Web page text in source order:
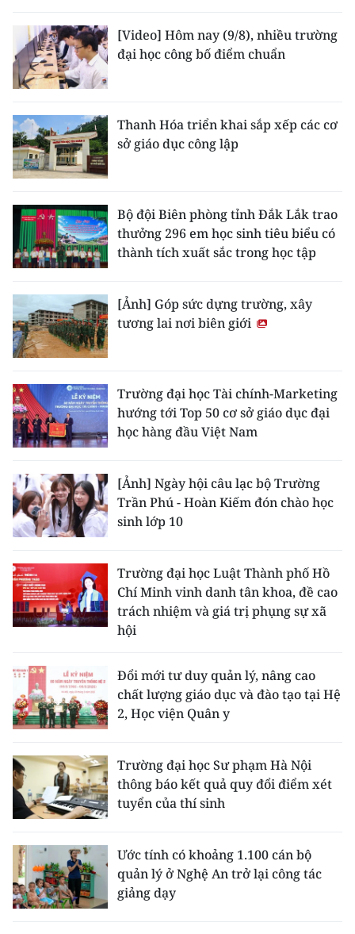
[Video] Hôm nay (9/8), nhiều trường
đại học công bố điểm chuẩn
Thanh Hóa triển khai sắp xếp các cơ
sở giáo dục công lập
Bộ đội Biên phòng tỉnh Đắk Lắk trao
thưởng 296 em học sinh tiêu biểu có
thành tích xuất sắc trong học tập
[Ảnh] Góp sức dựng trường, xây
tương lai nơi biên giới
Trường đại học Tài chính-Marketing
hướng tới Top 50 cơ sở giáo dục đại
học hàng đầu Việt Nam
[Ảnh] Ngày hội câu lạc bộ Trường
Trần Phú - Hoàn Kiếm đón chào học
sinh lớp 10
Trường đại học Luật Thành phố Hồ
Chí Minh vinh danh tân khoa, đề cao
trách nhiệm và giá trị phụng sự xã
hội
Đổi mới tư duy quản lý, nâng cao
chất lượng giáo dục và đào tạo tại Hệ
2, Học viện Quân y
Trường đại học Sư phạm Hà Nội
thông báo kết quả quy đổi điểm xét
tuyển của thí sinh
Ước tính có khoảng 1.100 cán bộ
quản lý ở Nghệ An trở lại công tác
giảng dạy